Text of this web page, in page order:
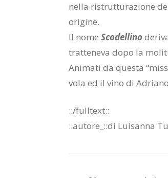
nel­la ri­strut­tu­ra­zio­ne
ori­gi­ne.
Il nome Sco­del­li­no
trat­te­ne­va dopo la
Ani­ma­ti da que­sta
vo­la ed il vino di
::/full­text::
::au­to­re_::di Lui­san­na